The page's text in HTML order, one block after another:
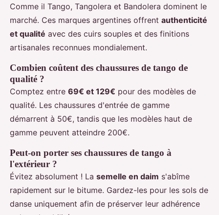
Comme il Tango, Tangolera et Bandolera dominent le
marché. Ces marques argentines offrent authenticité
et qualité avec des cuirs souples et des finitions
artisanales reconnues mondialement.
Combien coûtent des chaussures de tango de
qualité ?
Comptez entre 69€ et 129€ pour des modèles de
qualité. Les chaussures d'entrée de gamme
démarrent à 50€, tandis que les modèles haut de
gamme peuvent atteindre 200€.
Peut-on porter ses chaussures de tango à
l'extérieur ?
Évitez absolument ! La semelle en daim s'abîme
rapidement sur le bitume. Gardez-les pour les sols de
danse uniquement afin de préserver leur adhérence